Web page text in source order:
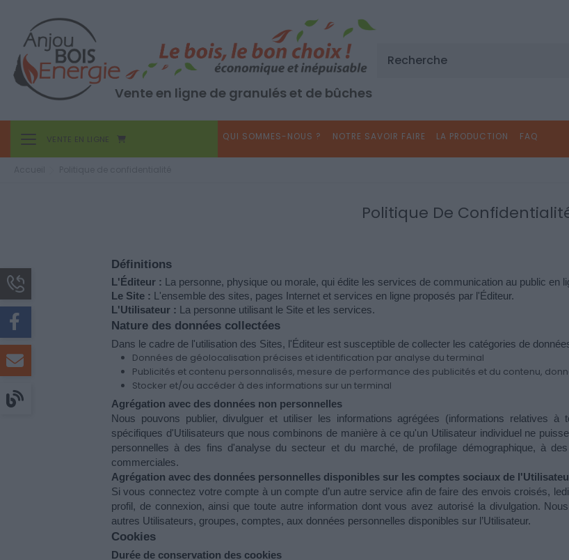
Vente en ligne de granulés et de bûches
Toggle navigation
VENTE EN LIGNE QUI SOMMES-NOUS ? NOTRE SAVOIR FAIRE LA PRODUCTION FAQ
Politique De
Définitions
L'Éditeur : La personne, physique ou morale, qui édite les services de communication au public en
Le Site : L'ensemble des sites, pages Internet et services en ligne proposés par l'Éditeur.
L'Utilisateur : La personne utilisant le Site et les services.
Nature des données collectées
Dans le cadre de l'utilisation des Sites, l'Éditeur est susceptible de collecter les catégories de
Données de géolocalisation précises et identification par analyse du terminal
Publicités et contenu personnalisés, mesure de performance des publicités et du contenu,
Stocker et/ou accéder à des informations sur un terminal
Agrégation avec des données non personnelles
Nous pouvons publier, divulguer et utiliser les informations agrégées (informations relatives
spécifiques d'Utilisateurs que nous combinons de manière à ce qu'un Utilisateur individuel ne
personnelles à des fins d'analyse du secteur et du marché, de profilage démographique, à
commerciales.
Agrégation avec des données personnelles disponibles sur les comptes sociaux de
Si vous connectez votre compte à un compte d’un autre service afin de faire des envois croisés,
profil, de connexion, ainsi que toute autre information dont vous avez autorisé la divulgation.
autres Utilisateurs, groupes, comptes, aux données personnelles disponibles sur l’Utilisateur.
Cookies
Durée de conservation des cookies